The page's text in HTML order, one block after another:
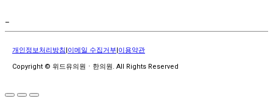
–
개인정보처리방침|이메일 수집거부|이용약관
Copyright © 위드유의원ㆍ한의원. All Rights Reserved